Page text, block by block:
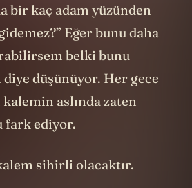
bir kaç adam yüzünden
Eğer bunu daha
belki bunu
düşünüyor. Her gece
aslında zaten
fark ediyor.
sihirli olacaktır.